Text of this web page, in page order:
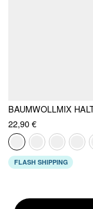
22,90 €
FLASH SHIPPING